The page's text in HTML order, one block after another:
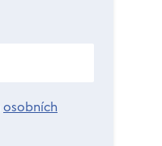
osobních